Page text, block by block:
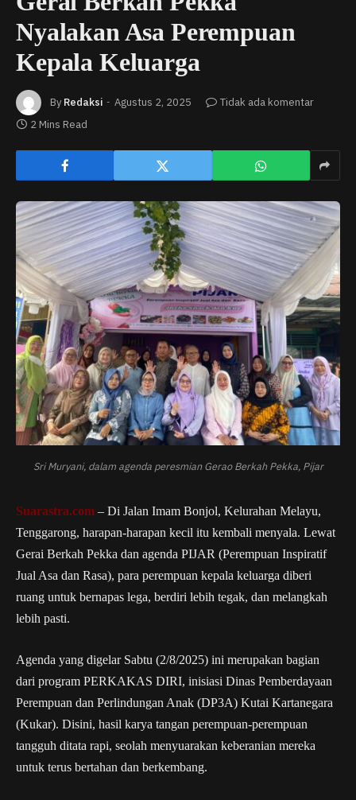
Nyalakan Asa Perempuan
Kepala Keluarga
By Redaksi Agustus 2, 2025
Tidak ada komentar
2 Mins Read
Sri Muryani, dalam agenda peresmian Gerao Berkah Pekka, Pijar
Suarastra.com – Di Jalan Imam Bonjol, Kelurahan Melayu,
Tenggarong, harapan-harapan kecil itu kembali menyala. Lewat
Gerai Berkah Pekka dan agenda PIJAR (Perempuan Inspiratif
Jual Asa dan Rasa), para perempuan kepala keluarga diberi
ruang untuk bernapas lega, berdiri lebih tegak, dan melangkah
lebih pasti.
Agenda yang digelar Sabtu (2/8/2025) ini merupakan bagian
dari program PERKAKAS DIRI, inisiasi Dinas Pemberdayaan
Perempuan dan Perlindungan Anak (DP3A) Kutai Kartanegara
(Kukar). Disini, hasil karya tangan perempuan-perempuan
tangguh ditata rapi, seolah menyuarakan keberanian mereka
untuk terus bertahan dan berkembang.